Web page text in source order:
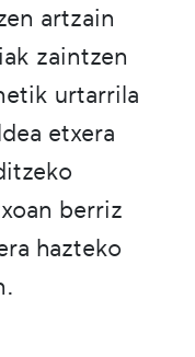
artzain
zaintzen
urtarrila
etxera
berriz
hazteko